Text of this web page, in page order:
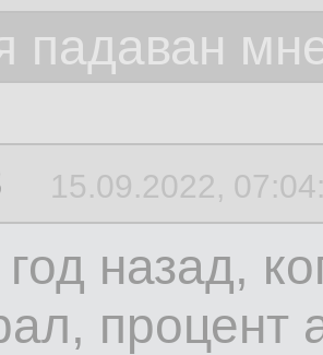
падаван
15.09.2022,
назад,
процент